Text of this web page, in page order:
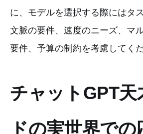
に、モデルを選択する際にはタ
文脈の要件、速度のニーズ、マ
要件、予算の制約を考慮してくだ
チャットGPT天
ドの実世界での